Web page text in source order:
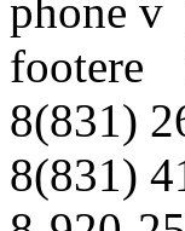
8(831)
8(831)